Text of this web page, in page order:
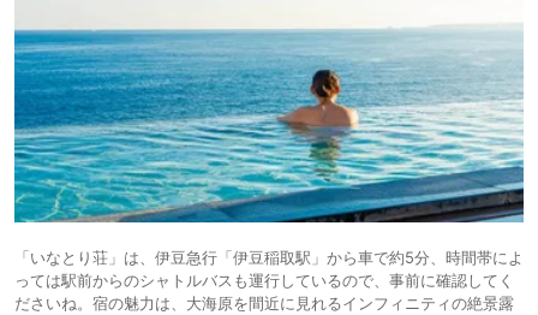
「いなとり荘」は、伊豆急行「伊豆稲取駅」から車で約5分、時間帯によ
っては駅前からのシャトルバスも運行しているので、事前に確認してく
ださいね。宿の魅力は、大海原を間近に見れるインフィニティの絶景露